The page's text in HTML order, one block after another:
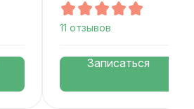
11 отзывов
Записаться